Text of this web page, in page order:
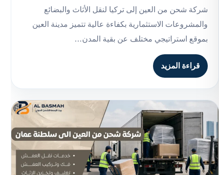
شركة شحن من العين إلى تركيا لنقل الأثاث والبضائع
والمشروعات الاستثمارية بكفاءة عالية تتميز مدينة العين
بموقع استراتيجي مختلف عن بقية المدن…
قراءة المزيد